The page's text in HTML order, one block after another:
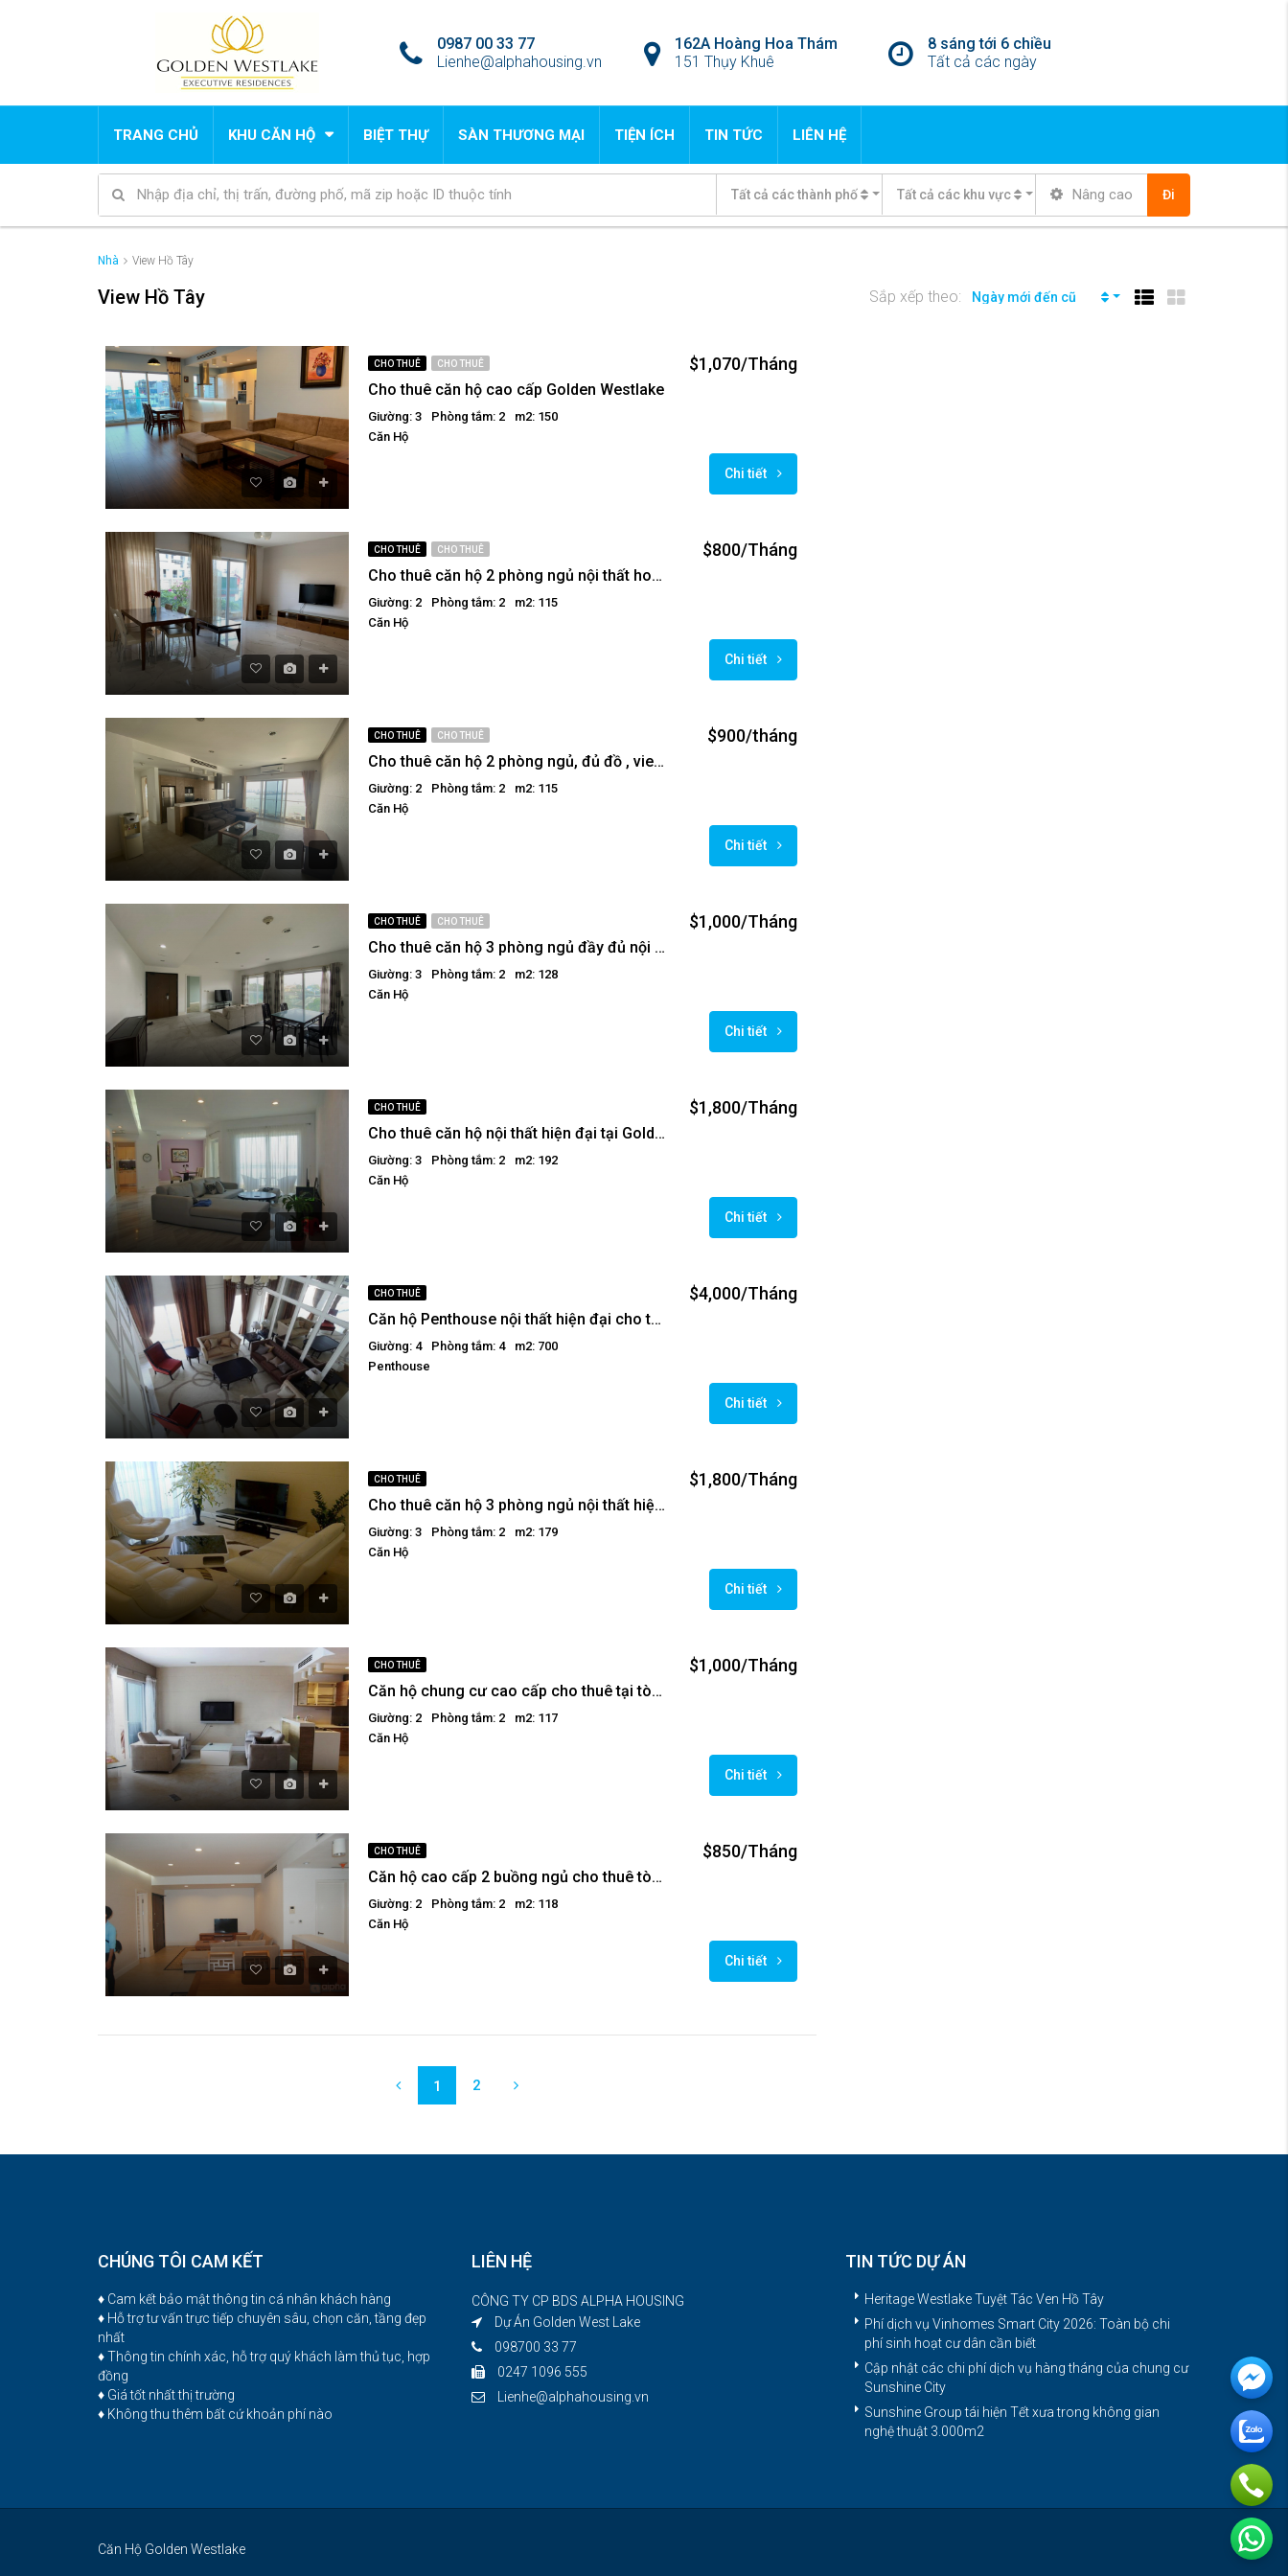
8 sáng tới 6 chiều
Tất cả các ngày
162A Hoàng Hoa Thám
151 Thụy Khuê
0987 00 33 77
Lienhe@alphahousing.vn
TRANG CHỦ KHU CĂN HỘ BIỆT THỰ SÀN THƯƠNG MẠI TIỆN ÍCH TIN TỨC LIÊN HỆ
Tất cả các thành phố Tất cả các khu vực Nâng cao Đi
Nhà View Hồ Tây
View Hồ Tây Sắp xếp theo: Ngày mới đến cũ
CHO THUÊ CHO THUÊ
Cho thuê căn hộ cao cấp Golden Westlake
Giường: 3 Phòng tắm: 2
m2: 150
Căn Hộ
$1,070/Tháng
Chi tiết
CHO THUÊ CHO THUÊ
Cho thuê căn hộ 2 phòng ngủ nội thất hoàn toàn mới tại Golden Westlake
Giường: 2 Phòng tắm: 2
m2: 115
Căn Hộ
$800/Tháng
Chi tiết
CHO THUÊ CHO THUÊ
Cho thuê căn hộ 2 phòng ngủ, đủ đồ , view hồ tại Golden Westlake.
Giường: 2 Phòng tắm: 2
m2: 115
Căn Hộ
$900/tháng
Chi tiết
CHO THUÊ CHO THUÊ
Cho thuê căn hộ 3 phòng ngủ đầy đủ nội thất tại Golden Westlake
Giường: 3 Phòng tắm: 2
m2: 128
Căn Hộ
$1,000/Tháng
Chi tiết
CHO THUÊ
Cho thuê căn hộ nội thất hiện đại tại Golden Westlake
Giường: 3 Phòng tắm: 2
m2: 192
Căn Hộ
$1,800/Tháng
Chi tiết
CHO THUÊ
Căn hộ Penthouse nội thất hiện đại cho thuê tại Golden Westlake, Ba Đình
Giường: 4 Phòng tắm: 4
m2: 700
Penthouse
$4,000/Tháng
Chi tiết
CHO THUÊ
Cho thuê căn hộ 3 phòng ngủ nội thất hiện đại tại Golden Westlake Hà Nội
Giường: 3 Phòng tắm: 2
m2: 179
Căn Hộ
$1,800/Tháng
Chi tiết
CHO THUÊ
Căn hộ chung cư cao cấp cho thuê tại tòa Golden Westlake
Giường: 2 Phòng tắm: 2
m2: 117
Căn Hộ
$1,000/Tháng
Chi tiết
CHO THUÊ
Căn hộ cao cấp 2 buồng ngủ cho thuê tòa nhà Golden Westlake, Tây Hồ, Hà Nội
Giường: 2 Phòng tắm: 2
m2: 118
Căn Hộ
$850/Tháng
Chi tiết
1 2
CHÚNG TÔI CAM KẾT
♦ Cam kết bảo mật thông tin cá nhân khách hàng
♦ Hỗ trợ tư vấn trực tiếp chuyên sâu, chọn căn, tầng đẹp
nhất
♦ Thông tin chính xác, hỗ trợ quý khách làm thủ tục, hợp
đồng
♦ Giá tốt nhất thị trường
♦ Không thu thêm bất cứ khoản phí nào
LIÊN HỆ
CÔNG TY CP BDS ALPHA HOUSING
Dự Án Golden West Lake
098700 33 77
0247 1096 555
Lienhe@alphahousing.vn
TIN TỨC DỰ ÁN
Heritage Westlake Tuyệt Tác Ven Hồ Tây
Phí dịch vụ Vinhomes Smart City 2026: Toàn bộ chi
phí sinh hoạt cư dân cần biết
Cập nhật các chi phí dịch vụ hàng tháng của chung cư
Sunshine City
Sunshine Group tái hiện Tết xưa trong không gian
nghệ thuật 3.000m2
Căn Hộ Golden Westlake